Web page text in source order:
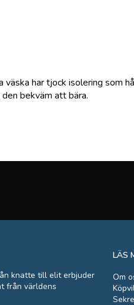
har tjock isolering som
bekväm att bära.
knatte till elit erbjuder
från världens
LÄS
Om